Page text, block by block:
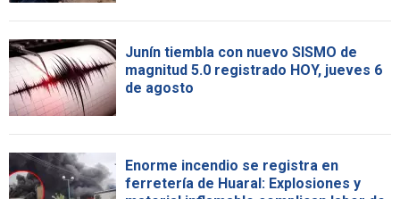
Junín tiembla con nuevo SISMO de
magnitud 5.0 registrado HOY, jueves 6
de agosto
Enorme incendio se registra en
ferretería de Huaral: Explosiones y